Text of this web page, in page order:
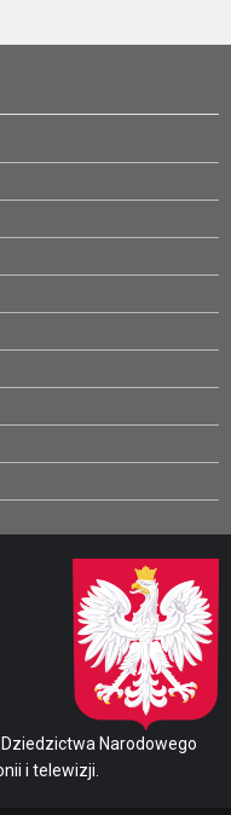
Narodowego
i telewizji.